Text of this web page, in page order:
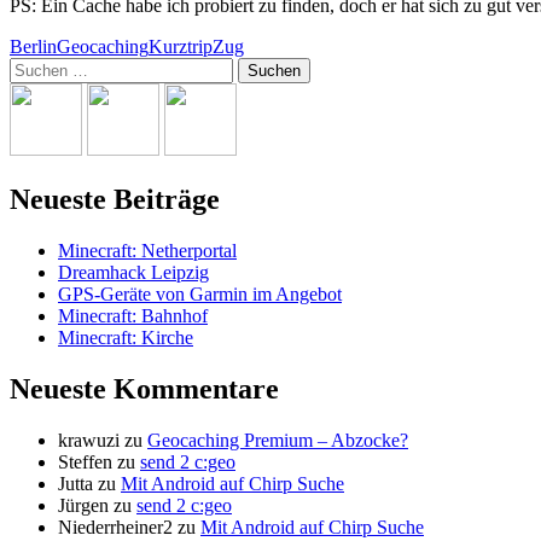
PS: Ein Cache habe ich probiert zu finden, doch er hat sich zu gut
BerlinGeocachingKurztripZug
Suchen
nach:
Neueste Beiträge
Minecraft: Netherportal
Dreamhack Leipzig
GPS-Geräte von Garmin im Angebot
Minecraft: Bahnhof
Minecraft: Kirche
Neueste Kommentare
krawuzi zu Geocaching Premium – Abzocke?
Steffen zu send 2 c:geo
Jutta zu Mit Android auf Chirp Suche
Jürgen zu send 2 c:geo
Niederrheiner2 zu Mit Android auf Chirp Suche